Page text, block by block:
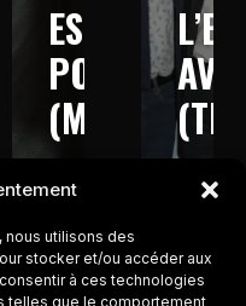
utilisons des
stocker et/ou accéder aux
à ces technologies
telles que le comportement
EST
POSSIBLE
(M6
–
2017)
–